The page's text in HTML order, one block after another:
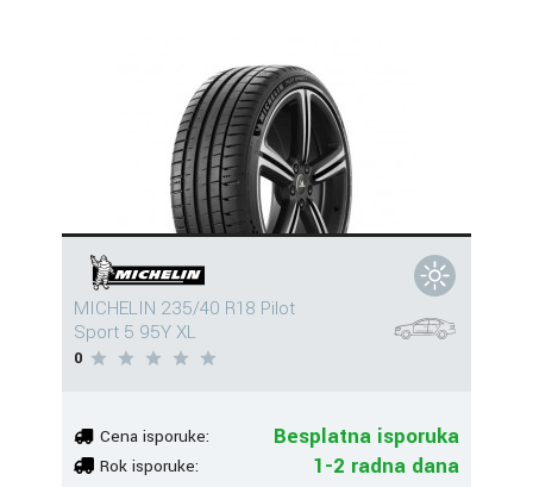
MICHELIN 235/40 R18 Pilot
Sport 5 95Y XL
0
Cena isporuke: Besplatna isporuka
Rok isporuke: 1-2 radna dana